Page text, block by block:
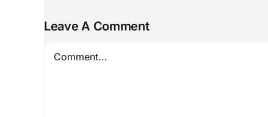
Leave A Comment
Comment